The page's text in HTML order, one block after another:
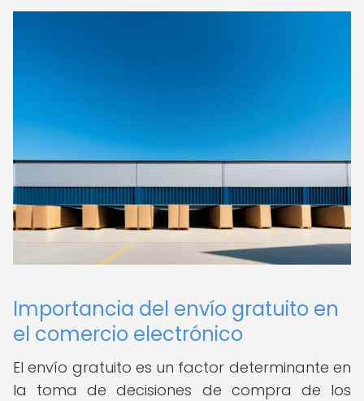
Importancia del envío gratuito en
el comercio electrónico
El envío gratuito es un factor determinante en
la toma de decisiones de compra de los